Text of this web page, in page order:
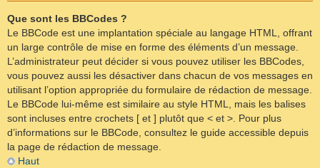
Que sont les BBCodes ?
Le BBCode est une implantation spéciale au langage HTML, offrant
un large contrôle de mise en forme des éléments d’un message.
L’administrateur peut décider si vous pouvez utiliser les BBCodes,
vous pouvez aussi les désactiver dans chacun de vos messages en
utilisant l’option appropriée du formulaire de rédaction de message.
Le BBCode lui-même est similaire au style HTML, mais les balises
sont incluses entre crochets [ et ] plutôt que < et >. Pour plus
d’informations sur le BBCode, consultez le guide accessible depuis
la page de rédaction de message.
Haut